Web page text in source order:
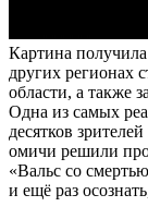
Картина
других регионах
области, а также
Одна из самых
десятков
омичи решили
«Вальс со
и ещё раз